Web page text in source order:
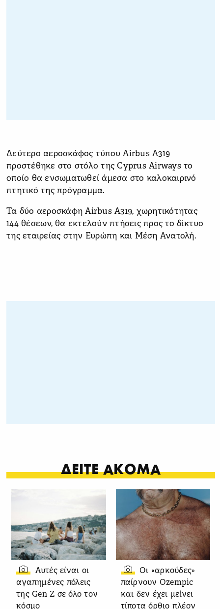
Δεύτερο αεροσκάφος τύπου Airbus Α319
προστέθηκε στο στόλο της Cyprus Airways το
οποίο θα ενσωματωθεί άμεσα στο καλοκαιρινό
πτητικό της πρόγραμμα.
Τα δύο αεροσκάφη Airbus A319, χωρητικότητας
144 θέσεων, θα εκτελούν πτήσεις προς το δίκτυο
της εταιρείας στην Ευρώπη και Μέση Ανατολή.
ΔΕΙΤΕ ΑΚΟΜΑ
Αυτές είναι οι
αγαπημένες πόλεις
της Gen Z σε όλο τον
κόσμο
Οι «αρκούδες»
παίρνουν Ozempic
και δεν έχει μείνει
τίποτα όρθιο πλέον